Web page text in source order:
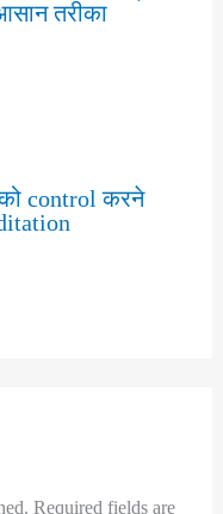
तरीका
control करने
Required fields are